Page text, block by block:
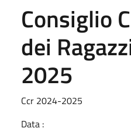
Consiglio
dei
2025
Ccr 2024-2025
Data :